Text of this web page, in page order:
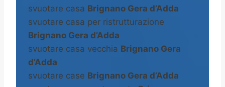
svuotare casa Brignano Gera d’Adda
svuotare casa per ristrutturazione
Brignano Gera d’Adda
svuotare casa vecchia Brignano Gera
d’Adda
svuotare case Brignano Gera d’Adda